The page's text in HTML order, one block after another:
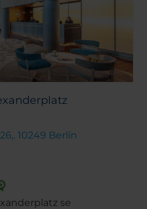
10249 Berlín
se